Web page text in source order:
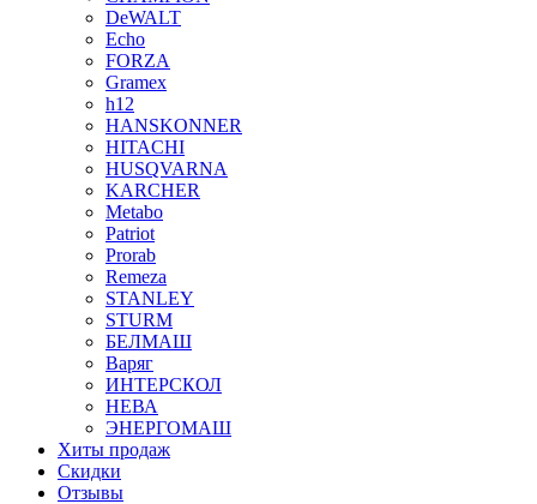
DeWALT
Echo
FORZA
Gramex
h12
HANSKONNER
HITACHI
HUSQVARNA
KARCHER
Metabo
Patriot
Prorab
Remeza
STANLEY
STURM
БЕЛМАШ
Варяг
ИНТЕРСКОЛ
НЕВА
ЭНЕРГОМАШ
Хиты продаж
Скидки
Отзывы